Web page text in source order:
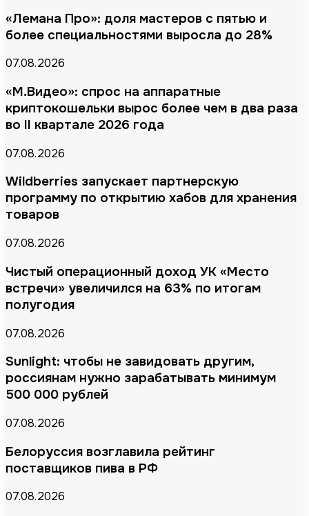
«Лемана Про»: доля мастеров с пятью и
более специальностями выросла до 28%
07.08.2026
«М.Видео»: спрос на аппаратные
криптокошельки вырос более чем в два раза
во II квартале 2026 года
07.08.2026
Wildberries запускает партнерскую
программу по открытию хабов для хранения
товаров
07.08.2026
Чистый операционный доход УК «Место
встречи» увеличился на 63% по итогам
полугодия
07.08.2026
Sunlight: чтобы не завидовать другим,
россиянам нужно зарабатывать минимум
500 000 рублей
07.08.2026
Белоруссия возглавила рейтинг
поставщиков пива в РФ
07.08.2026